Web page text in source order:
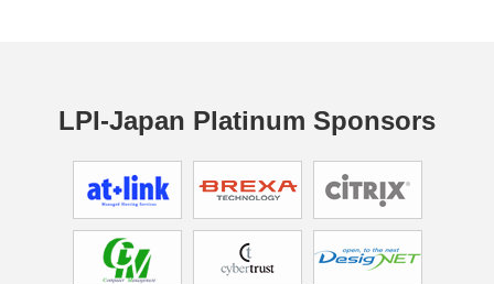
LPI-Japan Platinum Sponsors